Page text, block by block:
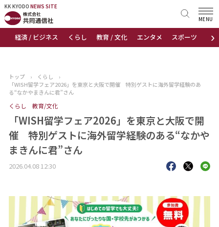
KK KYODO NEWS SITE
›
経済 / ビジネス くらし 教育 / 文化 エンタメ スポーツ 地域
MENU
KK KYODONEWS SITE
トップページ
ニュース
おすすめコンテンツ
出版物
会社概要
トップ › くらし
›
「WISH留学フェア2026」を東京と大阪で開催 特別ゲストに海外留学経験のあ
る“なかやまきんに君”さん
くらし 教育/文化
「WISH留学フェア2026」を東京と大阪で開
催 特別ゲストに海外留学経験のある“なかや
まきんに君”さん
2026.04.08 12:30